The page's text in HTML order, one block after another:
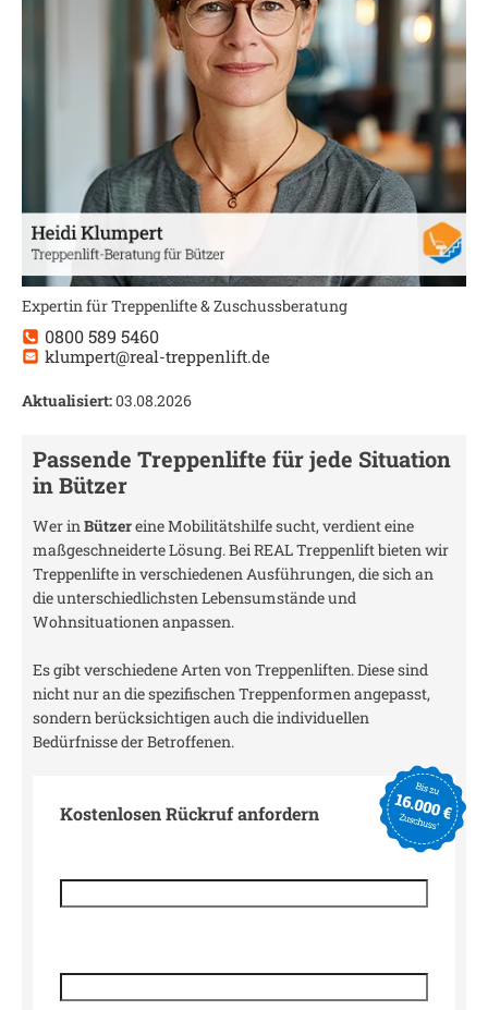
Expertin für Treppenlifte & Zuschussberatung
0800 589 5460
klumpert@real-treppenlift.de
Aktualisiert:03.08.2026
Passende Treppenlifte für jede Situation
inBützer
Wer inBützereine Mobilitätshilfe sucht, verdient eine
maßgeschneiderte Lösung. Bei REAL Treppenlift bieten wir
Treppenlifte in verschiedenen Ausführungen, die sich an
die unterschiedlichsten Lebensumstände und
Wohnsituationen anpassen.
Es gibt verschiedene Arten von Treppenliften. Diese sind
nicht nur an die spezifischen Treppenformen angepasst,
sondern berücksichtigen auch die individuellen
Bedürfnisse der Betroffenen.
Kostenlosen Rückruf anfordern